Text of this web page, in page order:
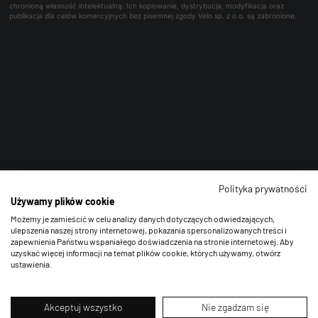
chronioną własność intelektualną. Ich kopiowanie, dystrybucja, modyfikacja oraz
publikacja dla celów komercyjnych bez pisemnej zgody Velo sp. z o.o. są zabronione.
Polityka prywatności
Używamy plików cookie
Możemy je zamieścić w celu analizy danych dotyczących odwiedzających,
ulepszenia naszej strony internetowej, pokazania spersonalizowanych treści i
zapewnienia Państwu wspaniałego doświadczenia na stronie internetowej. Aby
uzyskać więcej informacji na temat plików cookie, których używamy, otwórz
ustawienia.
Akceptuj wszystko Nie zgadzam się